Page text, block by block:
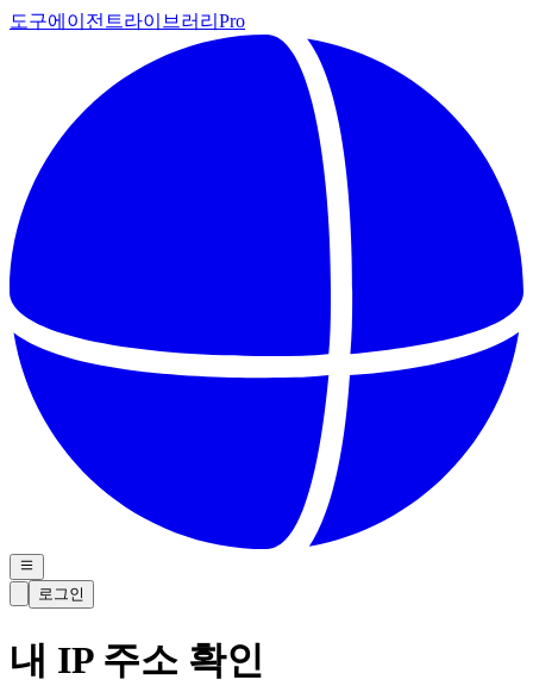
도구에이전트라이브러리 Pro
로그인
내 IP 주소 확인